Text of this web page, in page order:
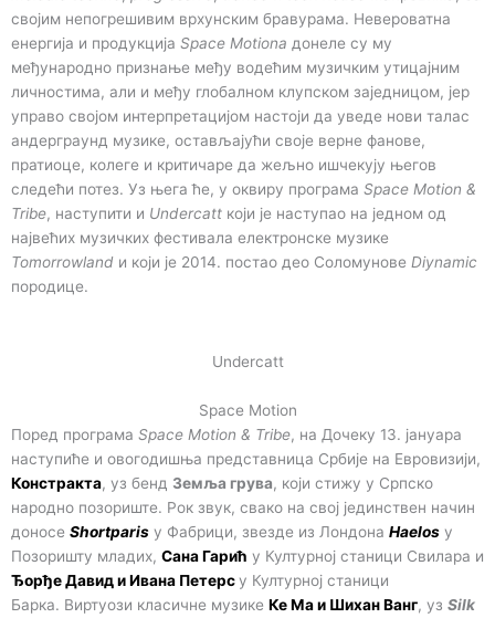
својим непогрешивим врхунским бравурама. Невероватна
енергија и продукција Space Motionа донеле су му
међународно признање међу водећим музичким утицајним
личностима, али и међу глобалном клупском заједницом, јер
управо својом интерпретацијом настоји да уведе нови талас
андерграунд музике, остављајући своје верне фанове,
пратиоце, колеге и критичаре да жељно ишчекују његов
следећи потез. Уз њега ће, у оквиру програма Space Motion &
Tribe, наступити и Undercatt који је наступао на једном од
највећих музичких фестивала електронске музике
Tomorrowland и који је 2014. постао део Соломунове Diynamic
породице.
Undercatt
Space Motion
Поред програма Space Motion & Tribe, на Дочеку 13. јануара
наступиће и овогодишња представница Србије на Евровизији,
Констракта, уз бенд Земља грува, који стижу у Српско
народно позориште. Рок звук, свако на свој јединствен начин
доносе Shortparis у Фабрици, звезде из Лондона Haelos у
Позоришту младих, Сана Гарић у Културној станици Свилара и
Ђорђе Давид и Ивана Петерсу Културној станици
Барка. Виртуози класичне музике Ке Ма и Шихан Ванг, уз Silk